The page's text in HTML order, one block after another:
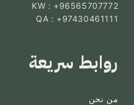
KW : +96565707772
QA : +97430461111
روابط سريعة
من نحن